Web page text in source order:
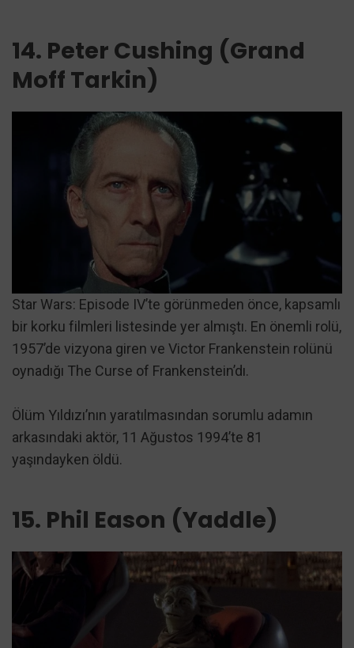
14. Peter Cushing (Grand
Moff Tarkin)
Star Wars: Episode IV’te görünmeden önce, kapsamlı
bir korku filmleri listesinde yer almıştı. En önemli rolü,
1957’de vizyona giren ve Victor Frankenstein rolünü
oynadığı The Curse of Frankenstein’dı.
Ölüm Yıldızı’nın yaratılmasından sorumlu adamın
arkasındaki aktör, 11 Ağustos 1994’te 81
yaşındayken öldü.
15. Phil Eason (Yaddle)